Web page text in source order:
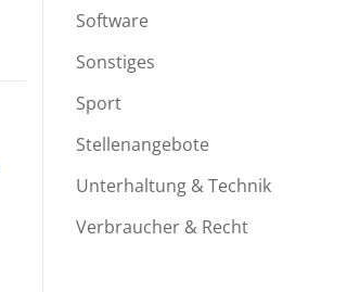
Software
Sonstiges
Sport
Stellenangebote
Unterhaltung & Technik
Verbraucher & Recht